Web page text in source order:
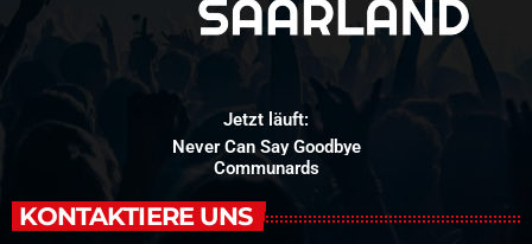
Jetzt läuft:
Never Can Say Goodbye
Communards
KONTAKTIERE UNS